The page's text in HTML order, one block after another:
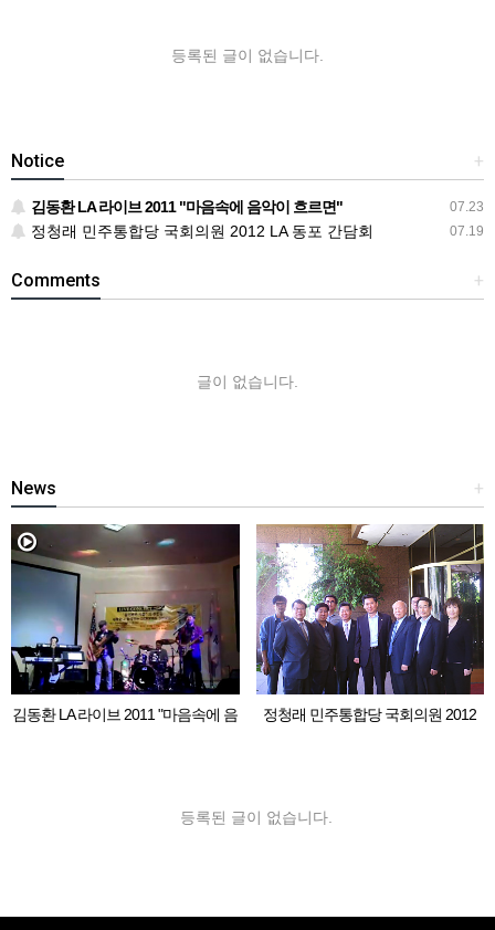
등록된 글이 없습니다.
+
Notice
07.23
김동환 LA 라이브 2011 "마음속에 음악이 흐르면"
07.19
정청래 민주통합당 국회의원 2012 LA 동포 간담회
+
Comments
글이 없습니다.
+
News
김동환 LA 라이브 2011 "마음속에 음
정청래 민주통합당 국회의원 2012
등록된 글이 없습니다.